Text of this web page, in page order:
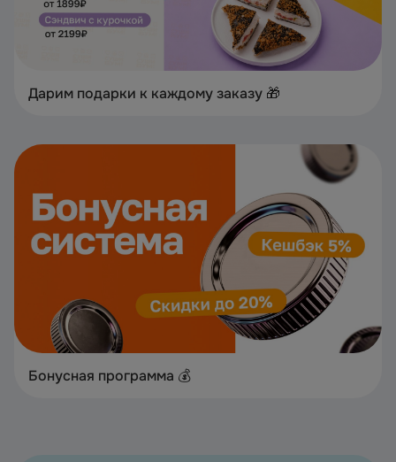
Дарим подарки к каждому заказу 🎁
Бонусная программа 💰